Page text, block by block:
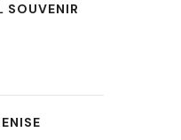
SOUVENIR